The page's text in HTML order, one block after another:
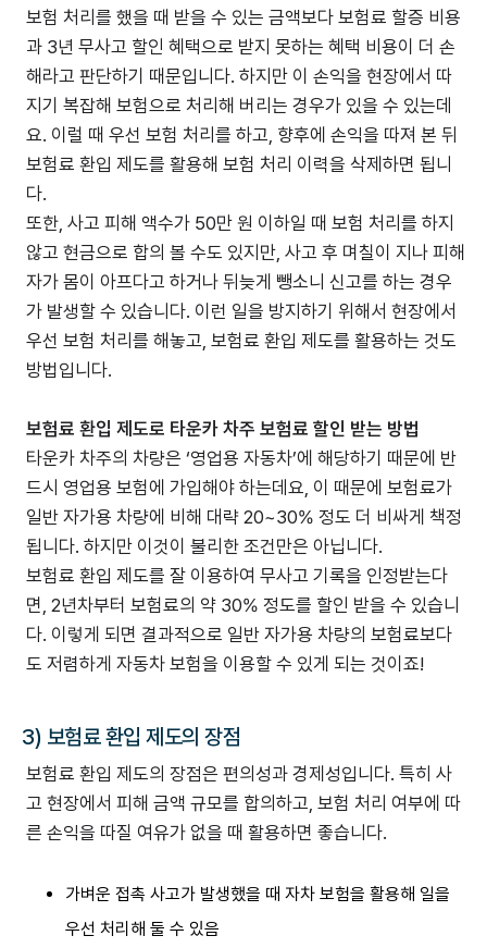
보험 처리를 했을 때 받을 수 있는 금액보다 보험료 할증 비용
과 3년 무사고 할인 혜택으로 받지 못하는 혜택 비용이 더 손
해라고 판단하기 때문입니다. 하지만 이 손익을 현장에서 따
지기 복잡해 보험으로 처리해 버리는 경우가 있을 수 있는데
요. 이럴 때 우선 보험 처리를 하고, 향후에 손익을 따져 본 뒤
보험료 환입 제도를 활용해 보험 처리 이력을 삭제하면 됩니
다.
또한, 사고 피해 액수가 50만 원 이하일 때 보험 처리를 하지
않고 현금으로 합의 볼 수도 있지만, 사고 후 며칠이 지나 피해
자가 몸이 아프다고 하거나 뒤늦게 뺑소니 신고를 하는 경우
가 발생할 수 있습니다. 이런 일을 방지하기 위해서 현장에서
우선 보험 처리를 해놓고, 보험료 환입 제도를 활용하는 것도
방법입니다.
보험료 환입 제도로 타운카 차주 보험료 할인 받는 방법
타운카 차주의 차량은 ‘영업용 자동차’에 해당하기 때문에 반
드시 영업용 보험에 가입해야 하는데요, 이 때문에 보험료가
일반 자가용 차량에 비해 대략 20~30% 정도 더 비싸게 책정
됩니다. 하지만 이것이 불리한 조건만은 아닙니다.
보험료 환입 제도를 잘 이용하여 무사고 기록을 인정받는다
면, 2년차부터 보험료의 약 30% 정도를 할인 받을 수 있습니
다. 이렇게 되면 결과적으로 일반 자가용 차량의 보험료보다
도 저렴하게 자동차 보험을 이용할 수 있게 되는 것이죠!
3) 보험료 환입 제도의 장점
보험료 환입 제도의 장점은 편의성과 경제성입니다. 특히 사
고 현장에서 피해 금액 규모를 합의하고, 보험 처리 여부에 따
른 손익을 따질 여유가 없을 때 활용하면 좋습니다.
가벼운 접촉 사고가 발생했을 때 자차 보험을 활용해 일을
우선 처리해 둘 수 있음